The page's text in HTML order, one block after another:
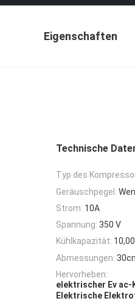
Eigenschaften
Technische
Typ des
Geräuschpegel:
Strom: 10A
Spannung: 350 V
Kühlkapazität:
Abmessungen:
Hervorheben:
elektrischer Ev ac-
Elektrische